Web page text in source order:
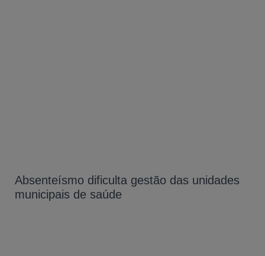
Absenteísmo dificulta gestão das unidades
municipais de saúde